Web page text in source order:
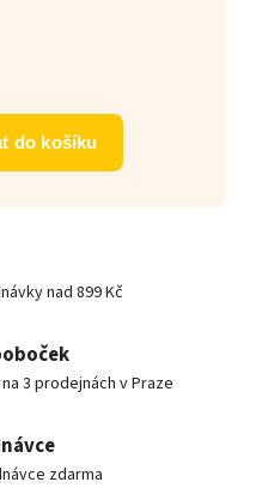
do košíku
nad 899 Kč
3 prodejnách v Praze
zdarma